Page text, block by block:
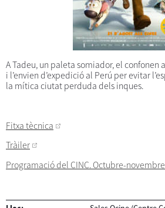
A Tadeu, un paleta somiador, el confonen
i l’envien d’expedició al Perú perevitar
la mítica ciutat perduda dels inques.
Fitxa tècnica
Tràiler
Programació del CINC. Octubre-